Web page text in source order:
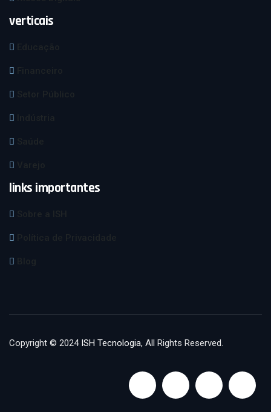
verticais
links importantes
Copyright © 2024 ISH Tecnologia, All Rights Reserved.